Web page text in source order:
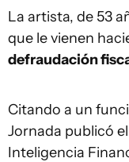
La artista, de 53
que le vienen
defraudación
Citando a un
Jornada publicó
Inteligencia